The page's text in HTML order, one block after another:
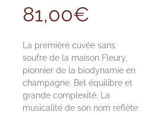
81,00€
La première cuvée sans
soufre de la maison Fleury,
pionnier de la biodynamie en
champagne. Bel équilibre et
grande complexité. La
musicalité de son nom reflète